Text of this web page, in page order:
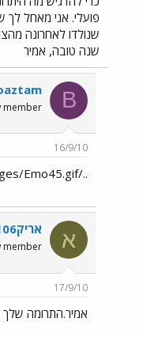
פועלי. אני מאחל לך
שנולדו לאחרונה
שנה טובה, אמיר
B
member
16/9/10
../images/Emo45.gif
א אריק106
member
17/9/10
אמיר.התרומה